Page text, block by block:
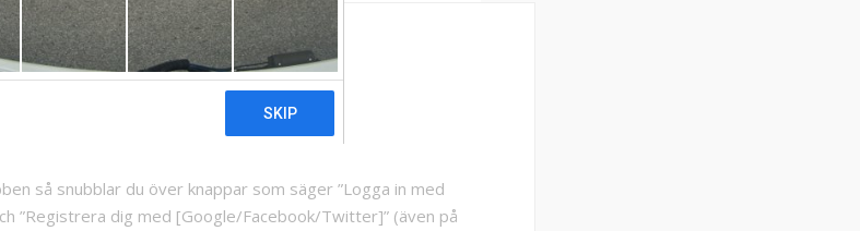
ditt allt
så snubblar du över knappar som säger ”Logga in med
”Registrera dig med [Google/Facebook/Twitter]” (även på